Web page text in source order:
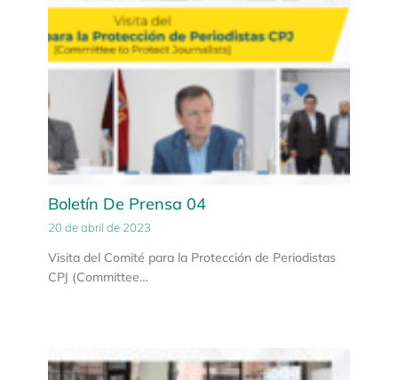
Boletín De Prensa 04
20 de abril de 2023
Visita del Comité para la Protección de Periodistas
CPJ (Committee…